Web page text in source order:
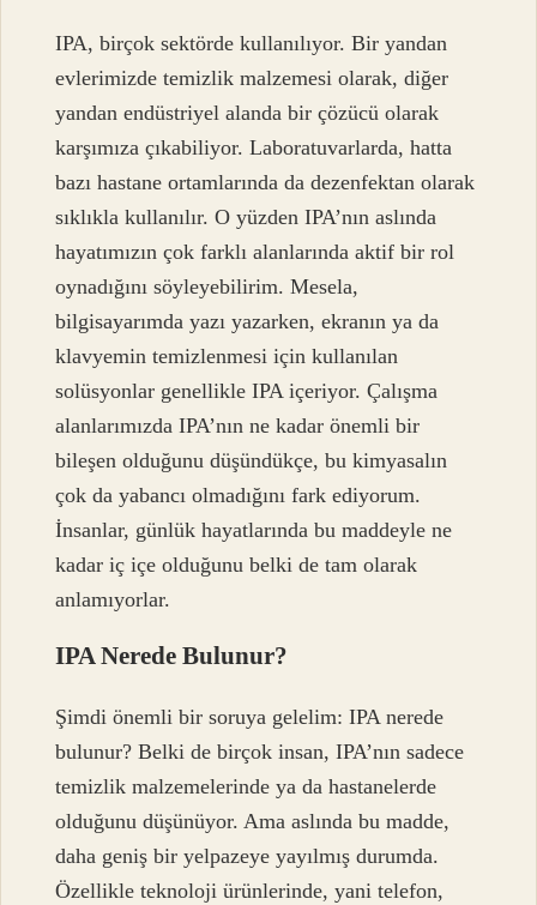
IPA, birçok sektörde kullanılıyor. Bir yandan
evlerimizde temizlik malzemesi olarak, diğer
yandan endüstriyel alanda bir çözücü olarak
karşımıza çıkabiliyor. Laboratuvarlarda, hatta
bazı hastane ortamlarında da dezenfektan olarak
sıklıkla kullanılır. O yüzden IPA’nın aslında
hayatımızın çok farklı alanlarında aktif bir rol
oynadığını söyleyebilirim. Mesela,
bilgisayarımda yazı yazarken, ekranın ya da
klavyemin temizlenmesi için kullanılan
solüsyonlar genellikle IPA içeriyor. Çalışma
alanlarımızda IPA’nın ne kadar önemli bir
bileşen olduğunu düşündükçe, bu kimyasalın
çok da yabancı olmadığını fark ediyorum.
İnsanlar, günlük hayatlarında bu maddeyle ne
kadar iç içe olduğunu belki de tam olarak
anlamıyorlar.
IPA Nerede Bulunur?
Şimdi önemli bir soruya gelelim: IPA nerede
bulunur? Belki de birçok insan, IPA’nın sadece
temizlik malzemelerinde ya da hastanelerde
olduğunu düşünüyor. Ama aslında bu madde,
daha geniş bir yelpazeye yayılmış durumda.
Özellikle teknoloji ürünlerinde, yani telefon,